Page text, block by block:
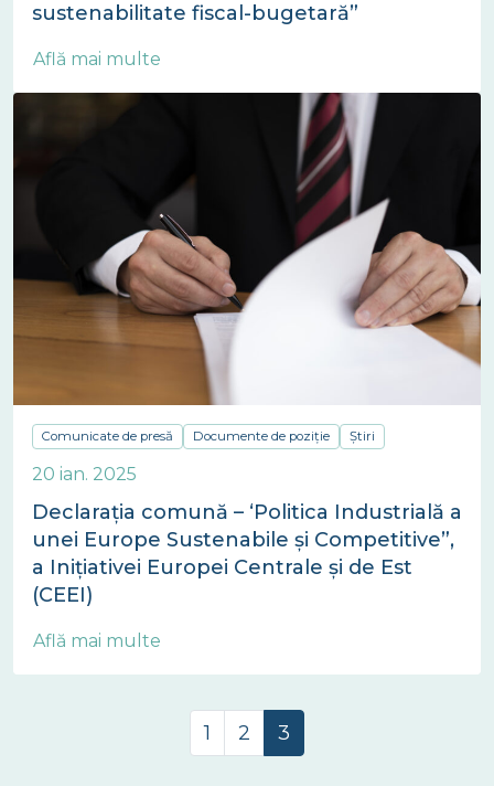
sustenabilitate fiscal-bugetară”
Află mai multe
Comunicate de presă Documente de poziție Știri
20 ian. 2025
Declarația comună – ‘Politica Industrială a
unei Europe Sustenabile și Competitive”,
a Inițiativei Europei Centrale și de Est
(CEEI)
Află mai multe
Page
1 Page
2 Current Page
3